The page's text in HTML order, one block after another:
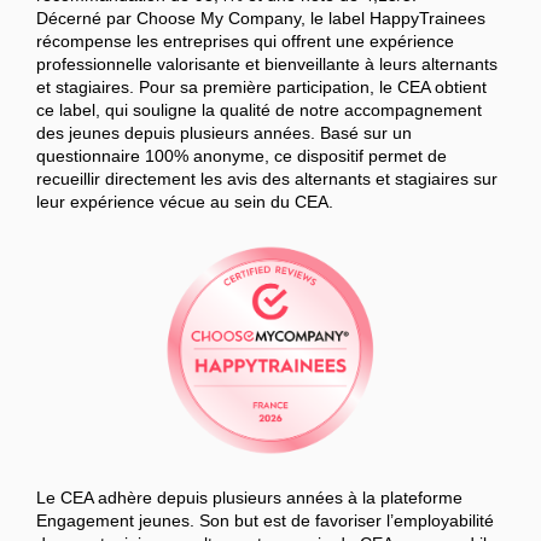
Décerné par Choose My Company, le label HappyTrainees
récompense les entreprises qui offrent une expérience
professionnelle valorisante et bienveillante à leurs alternants
et stagiaires. Pour sa première participation, le CEA obtient
ce label, qui souligne la qualité de notre accompagnement
des jeunes depuis plusieurs années. Basé sur un
questionnaire 100% anonyme, ce dispositif permet de
recueillir directement les avis des alternants et stagiaires sur
leur expérience vécue au sein du CEA.
Le CEA adhère depuis plusieurs années à la plateforme
Engagement jeunes. Son but est de favoriser l’employabilité